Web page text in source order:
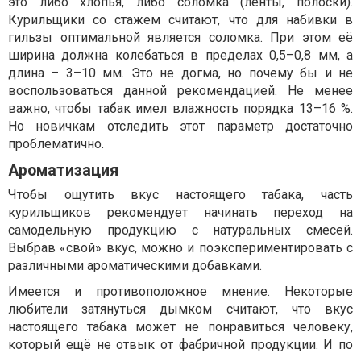
Курильщики со стажем считают, что для набивки в
гильзы оптимальной является соломка. При этом её
ширина должна колебаться в пределах 0,5–0,8 мм, а
длина – 3–10 мм. Это не догма, но почему бы и не
воспользоваться данной рекомендацией. Не менее
важно, чтобы табак имел влажность порядка 13–16 %.
Но новичкам отследить этот параметр достаточно
проблематично.
Ароматизация
Чтобы ощутить вкус настоящего табака, часть
курильщиков рекомендует начинать переход на
самодельную продукцию с натуральных смесей.
Выбрав «свой» вкус, можно и поэкспериментировать с
различными ароматическими добавками.
Имеется и противоположное мнение. Некоторые
любители затянуться дымком считают, что вкус
настоящего табака может не понравиться человеку,
который ещё не отвык от фабричной продукции. И по